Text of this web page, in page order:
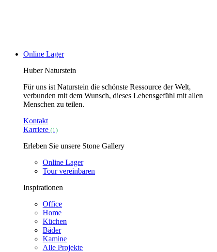
Online Lager
Huber Naturstein
Für uns ist Naturstein die schönste Ressource der Welt,
verbunden mit dem Wunsch, dieses Lebensgefühl mit allen
Menschen zu teilen.
Kontakt
Karriere (1)
Erleben Sie unsere Stone Gallery
Online Lager
Tour vereinbaren
Inspirationen
Office
Home
Küchen
Bäder
Kamine
Alle Projekte